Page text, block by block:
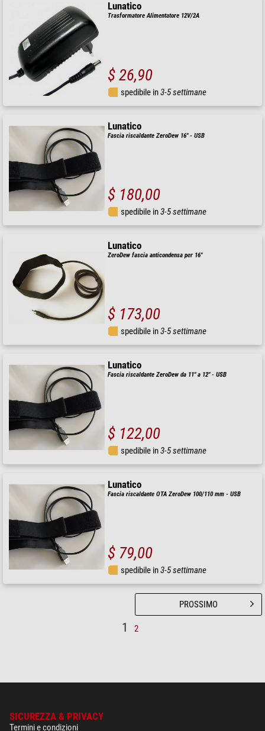
Lunatico
Trasformatore Alimentatore 12V/2A
$ 26,90
spedibile in3-5 settimane
Lunatico
Fascia riscaldante ZeroDew 16" - USB
$ 180,00
spedibile in3-5 settimane
Lunatico
ZeroDew fascia anticondensa per 16"
$ 173,00
spedibile in3-5 settimane
Lunatico
Fascia riscaldante ZeroDew da 11" a 12" - USB
$ 122,00
spedibile in3-5 settimane
Lunatico
Fascia riscaldante OTA ZeroDew 100/110 mm - USB
$ 79,00
spedibile in3-5 settimane
1 2
PROSSIMO
SICUREZZA & PRIVACY
Termini e condizioni